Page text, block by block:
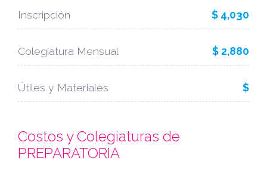
Inscripción $ 4,030
Colegiatura Mensual $ 2,880
Útiles y Materiales $
Costos y Colegiaturas de
PREPARATORIA